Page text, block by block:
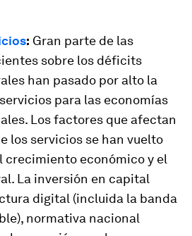
: Gran parte de las
sobre los déficits
han pasado por alto la
para las economías
Los factores que afectan
los servicios se han vuelto
crecimiento económico y el
La inversión en capital
digital (incluida la banda
normativa nacional